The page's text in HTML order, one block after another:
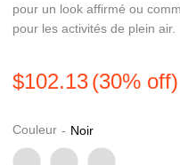
pour un look affirmé ou
pour les activités de plein air.
$102.13(30% off)
Couleur - Noir